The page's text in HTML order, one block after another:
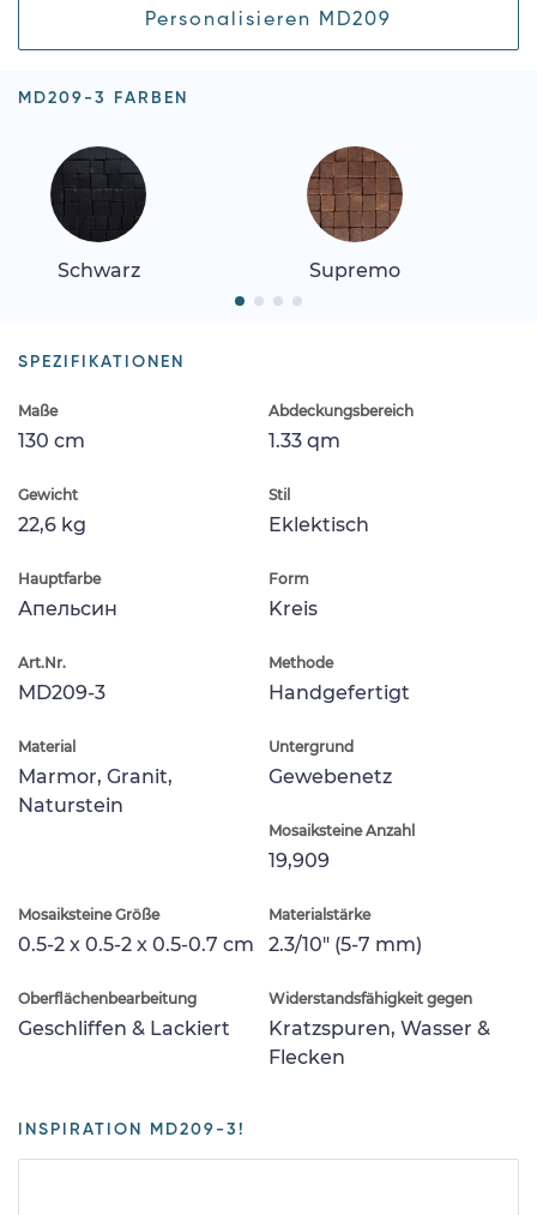
Personalisieren MD209
MD209-3 FARBEN
Schwarz Supremo
SPEZIFIKATIONEN
Maße
130 cm
Abdeckungsbereich
1.33 qm
Gewicht
22,6 kg
Stil
Eklektisch
Hauptfarbe
Апельсин
Form
Kreis
Art.Nr.
MD209-3
Methode
Handgefertigt
Material
Marmor, Granit,
Naturstein
Untergrund
Gewebenetz
Mosaiksteine Anzahl
19,909
Mosaiksteine Größe
0.5-2 x 0.5-2 x 0.5-0.7 cm
Materialstärke
2.3/10" (5-7 mm)
Oberflächenbearbeitung
Geschliffen & Lackiert
Widerstandsfähigkeit gegen
Kratzspuren, Wasser &
Flecken
INSPIRATION MD209-3!